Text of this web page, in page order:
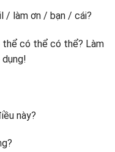
/ làm ơn / bạn / cái?
thể có thể có thể? Làm
này?